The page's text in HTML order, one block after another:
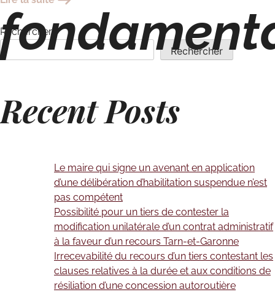
Rechercher
Rechercher
Recent Posts
Le maire qui signe un avenant en application
d’une délibération d’habilitation suspendue n’est
pas compétent
Possibilité pour un tiers de contester la
modification unilatérale d’un contrat administratif
à la faveur d’un recours Tarn-et-Garonne
Irrecevabilité du recours d’un tiers contestant les
clauses relatives à la durée et aux conditions de
résiliation d’une concession autoroutière